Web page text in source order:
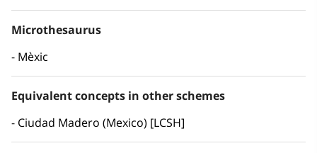
Microthesaurus
Mèxic
Equivalent concepts in other schemes
Ciudad Madero (Mexico) [LCSH]